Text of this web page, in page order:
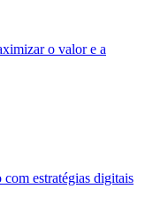
o valor e a
estratégias digitais